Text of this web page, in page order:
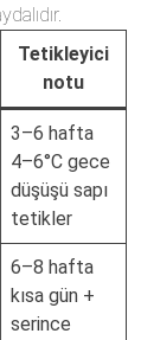
Tetikleyici
notu
3–6 hafta
4–6°C gece
düşüşü sapı
tetikler
6–8 hafta
kısa gün +
serince